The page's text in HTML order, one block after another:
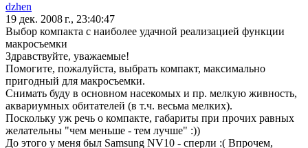
dzhen
19 дек. 2008 г., 23:40:47
Выбор компакта с наиболее удачной реализацией функции
макросъемки
Здравствуйте, уважаемые!
Помогите, пожалуйста, выбрать компакт, максимально
пригодный для макросъемки.
Снимать буду в основном насекомых и пр. мелкую живность,
аквариумных обитателей (в т.ч. весьма мелких).
Поскольку уж речь о компакте, габариты при прочих равных
желательны "чем меньше - тем лучше" :))
До этого у меня был Samsung NV10 - сперли :( Впрочем,